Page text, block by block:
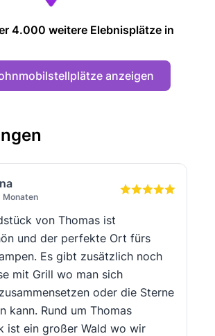
4.000 weitere Elebnisplätze in
anzeigen
Monaten
von Thomas ist
und der perfekte Ort fürs
Es gibt zusätzlich noch
mit Grill wo man sich
oder die Sterne
kann. Rund um Thomas
ist ein großer Wald wo wir